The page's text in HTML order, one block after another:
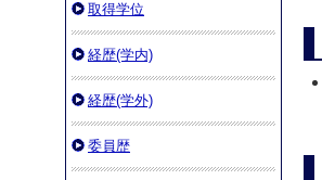
取得学位
経歴(学内)
経歴(学外)
委員歴